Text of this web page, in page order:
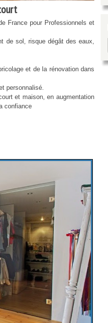
France pour Professionnels et
de sol, risque dégât des eaux,
et de la rénovation dans
personnalisé.
et maison, en augmentation
confiance